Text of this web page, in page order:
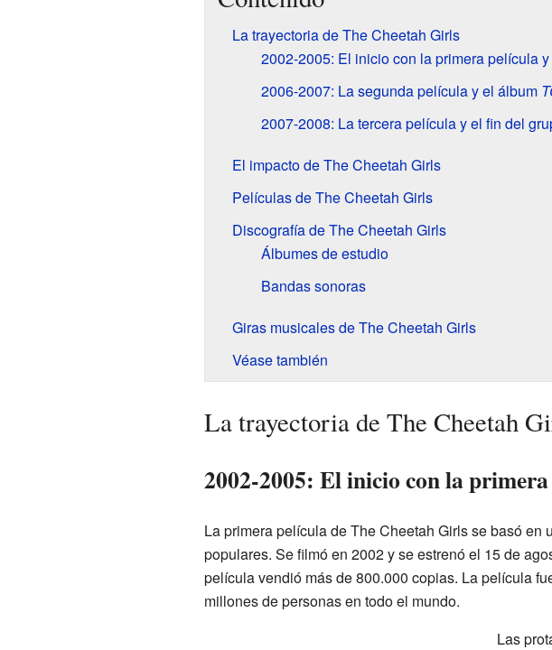
La trayectoria de The Cheetah Girls
2002-2005: El inicio con la primera película
2006-2007: La segunda película y el álbum
2007-2008: La tercera película y el fin del
El impacto de The Cheetah Girls
Películas de The Cheetah Girls
Discografía de The Cheetah Girls
Álbumes de estudio
Bandas sonoras
Giras musicales de The Cheetah Girls
Véase también
La trayectoria de The Cheetah
2002-2005: El inicio con la
La primera película de The Cheetah Girls se basó en
populares. Se filmó en 2002 y se estrenó el 15 de
película vendió más de 800.000 copias. La película
millones de personas en todo el mundo.
Las